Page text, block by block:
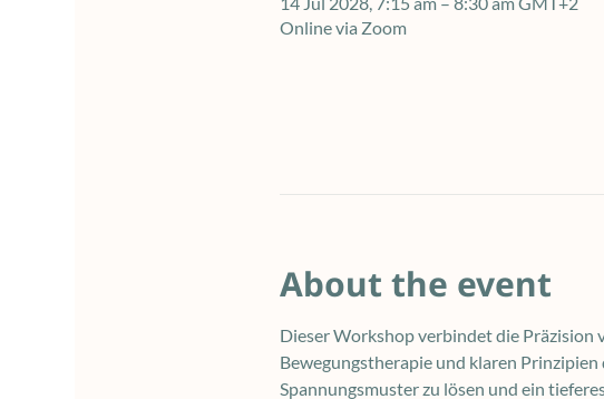
Online via Zoom
About the event
Dieser Workshop verbindet die Präzision
Bewegungstherapie und klaren
Spannungsmuster zu lösen und ein